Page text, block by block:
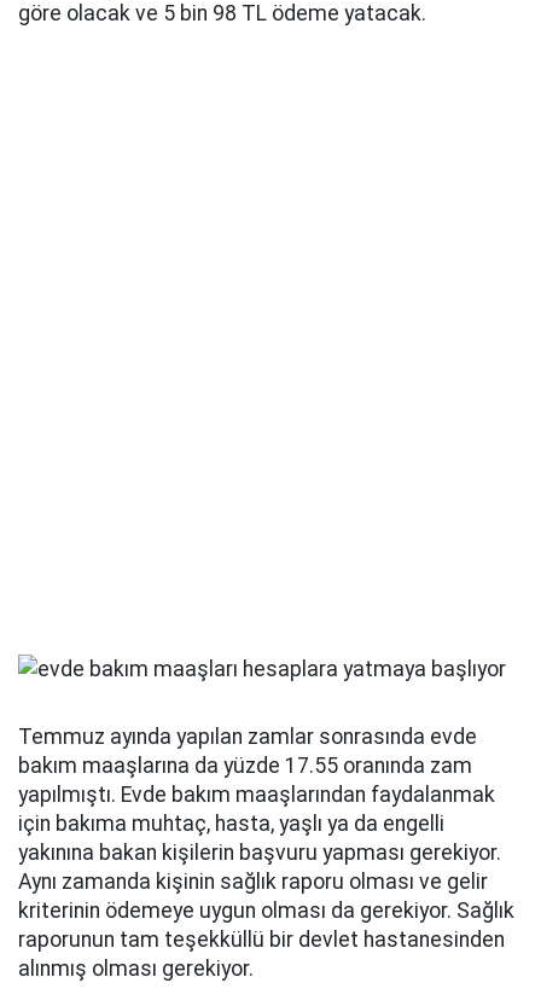
göre olacak ve 5 bin 98 TL ödeme yatacak.
Temmuz ayında yapılan zamlar sonrasında evde
bakım maaşlarına da yüzde 17.55 oranında zam
yapılmıştı. Evde bakım maaşlarından faydalanmak
için bakıma muhtaç, hasta, yaşlı ya da engelli
yakınına bakan kişilerin başvuru yapması gerekiyor.
Aynı zamanda kişinin sağlık raporu olması ve gelir
kriterinin ödemeye uygun olması da gerekiyor. Sağlık
raporunun tam teşekküllü bir devlet hastanesinden
alınmış olması gerekiyor.